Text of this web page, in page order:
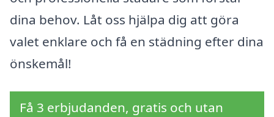
dina behov. Låt oss hjälpa dig att göra
valet enklare och få en städning efter dina
önskemål!
Få 3 erbjudanden, gratis och utan